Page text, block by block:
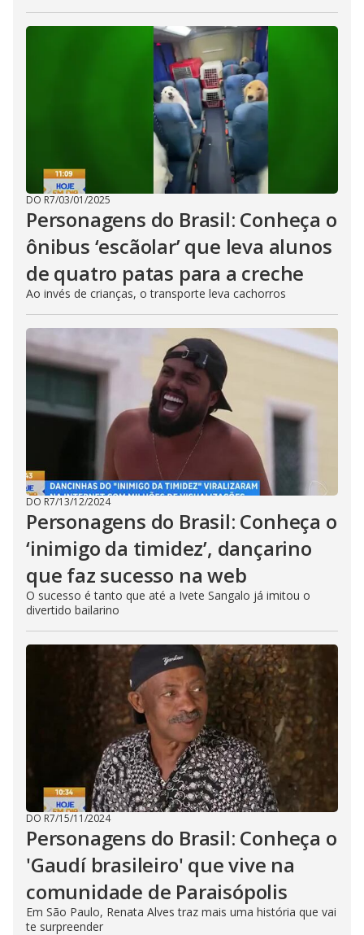
DO R7/03/01/2025
Personagens do Brasil: Conheça o
ônibus ‘escãolar’ que leva alunos
de quatro patas para a creche
Ao invés de crianças, o transporte leva cachorros
DO R7/13/12/2024
Personagens do Brasil: Conheça o
‘inimigo da timidez’, dançarino
que faz sucesso na web
O sucesso é tanto que até a Ivete Sangalo já imitou o
divertido bailarino
DO R7/15/11/2024
Personagens do Brasil: Conheça o
'Gaudí brasileiro' que vive na
comunidade de Paraisópolis
Em São Paulo, Renata Alves traz mais uma história que vai
te surpreender